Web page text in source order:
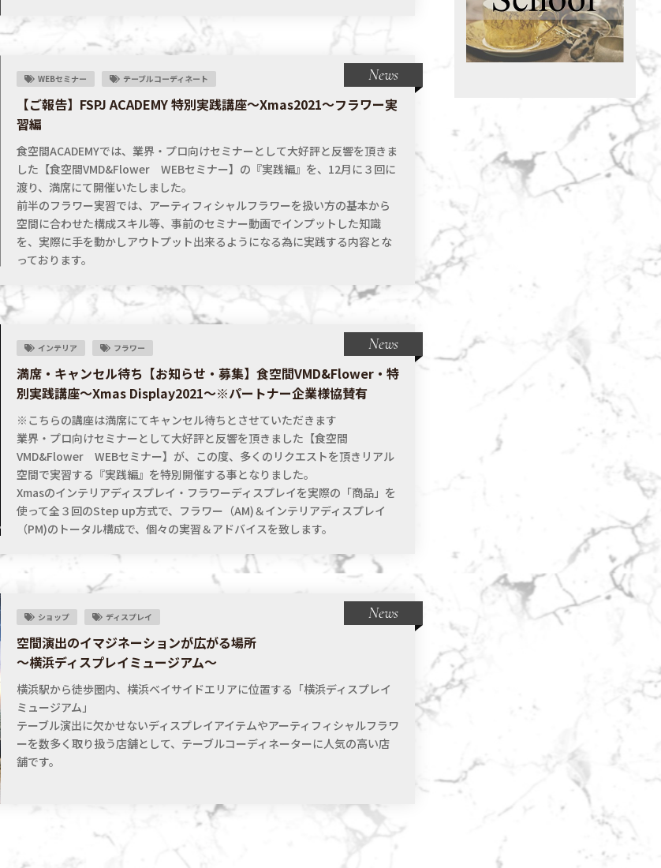
WEBセミナー テーブルコーディネート
News
【ご報告】FSPJ ACADEMY 特別実践講座〜Xmas2021〜フラワー実
習編
食空間ACADEMYでは、業界・プロ向けセミナーとして大好評と反響を頂きま
した【食空間VMD&Flower WEBセミナー】の『実践編』を、12月に３回に
渡り、満席にて開催いたしました。
前半のフラワー実習では、アーティフィシャルフラワーを扱い方の基本から
空間に合わせた構成スキル等、事前のセミナー動画でインプットした知識
を、実際に手を動かしアウトプット出来るようになる為に実践する内容とな
っております。
インテリア フラワー
News
満席・キャンセル待ち【お知らせ・募集】食空間VMD&Flower・特
別実践講座～Xmas Display2021～※パートナー企業様協賛有
※こちらの講座は満席にてキャンセル待ちとさせていただきます
業界・プロ向けセミナーとして大好評と反響を頂きました【食空間
VMD&Flower WEBセミナー】が、この度、多くのリクエストを頂きリアル
空間で実習する『実践編』を特別開催する事となりました。
Xmasのインテリアディスプレイ・フラワーディスプレイを実際の「商品」を
使って全３回のStep up方式で、フラワー（AM)＆インテリアディスプレイ
（PM)のトータル構成で、個々の実習＆アドバイスを致します。
ショップ ディスプレイ
News
空間演出のイマジネーションが広がる場所
～横浜ディスプレイミュージアム～
横浜駅から徒歩圏内、横浜ベイサイドエリアに位置する「横浜ディスプレイ
ミュージアム」
テーブル演出に欠かせないディスプレイアイテムやアーティフィシャルフラワ
ーを数多く取り扱う店舗として、テーブルコーディネーターに人気の高い店
舗です。